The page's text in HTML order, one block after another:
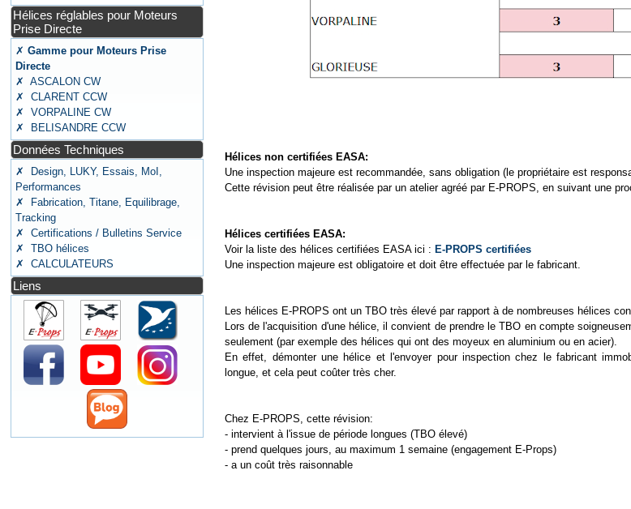
Hélices réglables pour Moteurs
Prise Directe
✗Gamme pour Moteurs Prise
Directe
✗ ASCALON CW
✗ CLARENT CCW
✗ VORPALINE CW
✗ BELISANDRE CCW
Données Techniques
✗ Design, LUKY, Essais, MoI,
Performances
✗ Fabrication, Titane, Equilibrage,
Tracking
✗ Certifications / Bulletins Service
✗ TBO hélices
✗ CALCULATEURS
Liens
Hélices non certifiées EASA:
Une inspection majeure est recommandée, sans obligation (le propriétaire est
Cette révision peut être réalisée par un atelier agréé par E-PROPS, en suivant une
Hélices certifiées EASA:
Voir la liste des hélices certifiées EASA ici : E-PROPS certifiées
Une inspection majeure est obligatoire et doit être effectuée par le fabricant.
Les hélices E-PROPS ont un TBO très élevé par rapport à de nombreuses hélices
Lors de l'acquisition d'une hélice, il convient de prendre le TBO en compte
seulement (par exemple des hélices qui ont des moyeux en aluminium ou en acier).
En effet, démonter une hélice et l'envoyer pour inspection chez le fabricant
longue, et cela peut coûter très cher.
Chez E-PROPS, cette révision:
- intervient à l'issue de période longues (TBO élevé)
- prend quelques jours, au maximum 1 semaine (engagement E-Props)
- a un coût très raisonnable